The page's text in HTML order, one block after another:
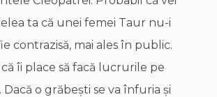
ta că unei femei Taur nu-i
contrazisă, mai ales în public.
îi place să facă lucrurile pe
o grăbeşti se va înfuria şi